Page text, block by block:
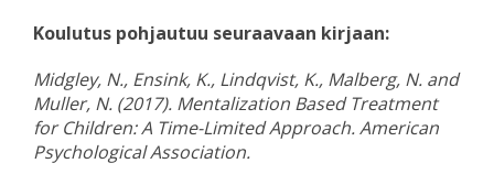
Koulutus pohjautuu seuraavaan kirjaan:
Midgley, N., Ensink, K., Lindqvist, K., Malberg, N. and
Muller, N. (2017). Mentalization Based Treatment
for Children: A Time-Limited Approach. American
Psychological Association.